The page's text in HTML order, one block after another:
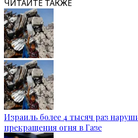
ЧИТАЙТЕ ТАКЖЕ
Израиль более 4 тысяч раз
прекращения огня в Газе